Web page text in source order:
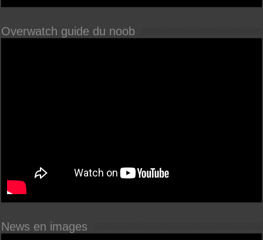
Overwatch guide du noob
News en images